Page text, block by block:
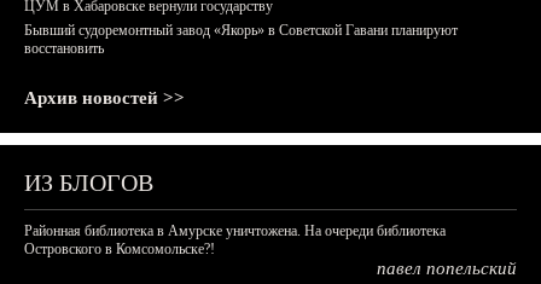
ЦУМ в Хабаровске вернули государству
Бывший судоремонтный завод «Якорь» в Советской Гавани планируют
восстановить
Архив новостей >>
ИЗ БЛОГОВ
Районная библиотека в Амурске уничтожена. На очереди библиотека
Островского в Комсомольске?!
павел попельский